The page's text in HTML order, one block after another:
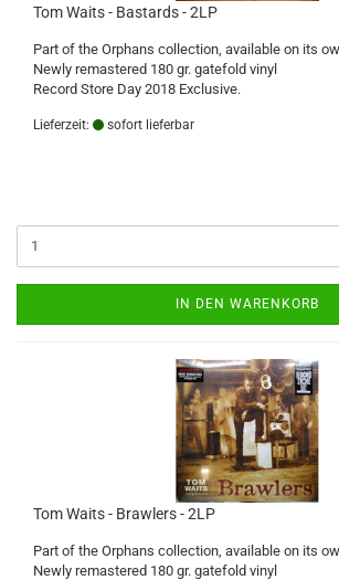
Tom Waits - Bastards - 2LP
Part of the Orphans collection, available on its
Newly remastered 180 gr. gatefold vinyl
Record Store Day 2018 Exclusive.
Lieferzeit: sofort lieferbar
IN DEN WARENKORB
Tom Waits - Brawlers - 2LP
Part of the Orphans collection, available on its
Newly remastered 180 gr. gatefold vinyl